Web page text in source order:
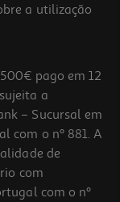
a utilização
pago em 12
a
– Sucursal em
com o nº 881. A
de
com
com o nº